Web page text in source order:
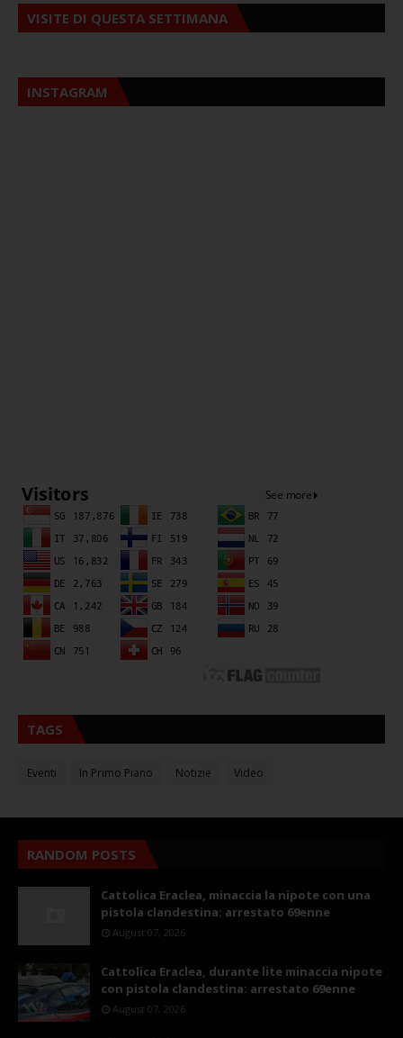
VISITE DI QUESTA SETTIMANA
INSTAGRAM
TAGS
Eventi In Primo Piano Notizie Video
RANDOM POSTS
Cattolica Eraclea, minaccia la nipote con una
pistola clandestina: arrestato 69enne
August 07, 2026
Cattolica Eraclea, durante lite minaccia nipote
con pistola clandestina: arrestato 69enne
August 07, 2026